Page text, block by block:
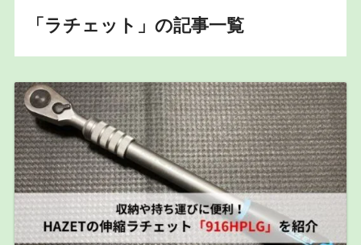
「ラチェット」の記事一覧